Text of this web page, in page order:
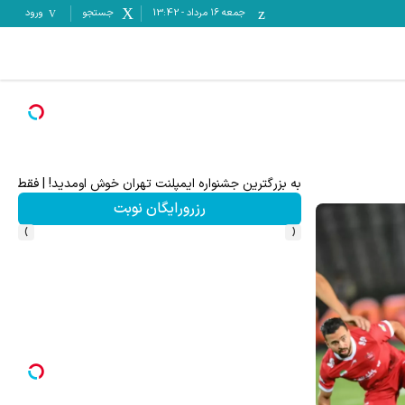
جمعه ۱۶ مرداد -
13:42 جستجو ورود
به بزرگترین جشنواره ایمپلنت تهران خوش اومدید! | فقط ۲۵ میلیون !
رزرورایگان نوبت
‹
›